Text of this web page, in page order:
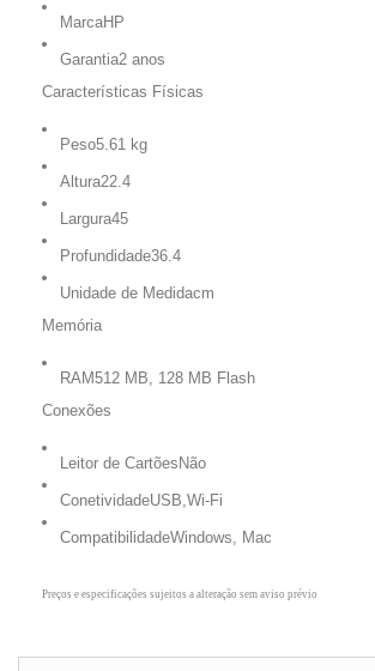
MarcaHP
Garantia2 anos
Características Físicas
Peso5.61 kg
Altura22.4
Largura45
Profundidade36.4
Unidade de Medidacm
Memória
RAM512 MB, 128 MB Flash
Conexões
Leitor de Cartões Não
ConetividadeUSB,Wi-Fi
CompatibilidadeWindows, Mac
Preços e especificações sujeitos a alteração sem aviso prévio